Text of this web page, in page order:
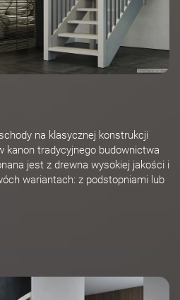
na klasycznej konstrukcji
kanon tradycyjnego budownictwa
jest z drewna wysokiej jakości i
wariantach: z podstopniami lub